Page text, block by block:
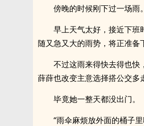
傍晚的时候刚下过一场雨。
早上天气太好，接近下班
随又急又大的雨势，将正准备
不过这雨来得快去得也快
薛薛也改变主意选择搭公交多
毕竟她一整天都没出门。
“雨伞麻烦放外面的桶子